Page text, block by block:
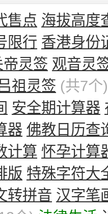
售点 海拔高度
限行 香港身份
帝灵签 观音灵
祖灵签 (共7个)
安全期计算器
器 佛教日历查
计算 怀孕计算
版 特殊字符大
转拼音 汉字笔